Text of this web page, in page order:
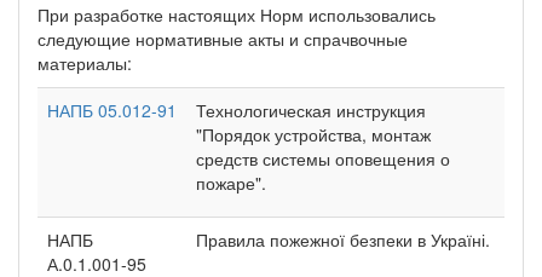
При разработке настоящих Норм использовались
следующие нормативные акты и спрачвочные
материалы:
НАПБ 05.012-91
Технологическая инструкция
"Порядок устройства, монтаж
средств системы оповещения о
пожаре".
НАПБ
А.0.1.001-95
Правила пожежної безпеки в Україні.